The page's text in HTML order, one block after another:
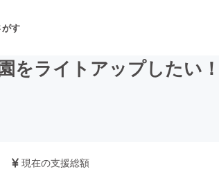
す
ーマンス
ライトアップしたい！
現在の支援総額